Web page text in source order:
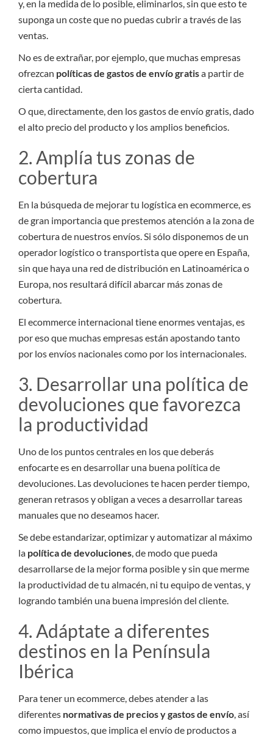
y, en la medida de lo posible, eliminarlos, sin que esto te
suponga un coste que no puedas cubrir a través de las
ventas.
No es de extrañar, por ejemplo, que muchas empresas
ofrezcan políticas de gastos de envío gratisa partir de
cierta cantidad.
O que, directamente, den los gastos de envío gratis, dado
el alto precio del producto y los amplios beneficios.
2. Amplía tus zonas de
cobertura
En la búsqueda de mejorar tu logística en ecommerce, es
de gran importancia que prestemos atención a la zona de
cobertura de nuestros envíos. Si sólo disponemos de un
operador logístico o transportista que opere en España,
sin que haya una red de distribución en Latinoamérica o
Europa, nos resultará difícil abarcar más zonas de
cobertura.
El ecommerce internacional tiene enormes ventajas, es
por eso que muchas empresas están apostando tanto
por los envíos nacionales como por los internacionales.
3. Desarrollar una política de
devoluciones que favorezca
la productividad
Uno de los puntos centrales en los que deberás
enfocarte es en desarrollar una buena política de
devoluciones. Las devoluciones te hacen perder tiempo,
generan retrasos y obligan a veces a desarrollar tareas
manuales que no deseamos hacer.
Se debe estandarizar, optimizar y automatizar al máximo
la política de devoluciones , de modo que pueda
desarrollarse de la mejor forma posible y sin que merme
la productividad de tu almacén, ni tu equipo de ventas, y
logrando también una buena impresión del cliente.
4. Adáptate a diferentes
destinos en la Península
Ibérica
Para tener un ecommerce, debes atender a las
diferentes normativas de precios y gastos de envío , así
como impuestos, que implica el envío de productos a